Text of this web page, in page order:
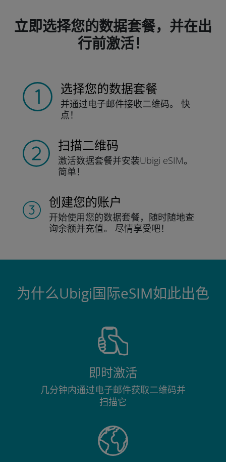
立即选择您的数据套餐，并在出
行前激活！
选择您的数据套餐
并通过电子邮件接收二维码。
快
点！
扫描二维码
激活数据套餐并安装Ubigi eSIM。
简单！
创建您的账户
开始使用您的数据套餐，随时随地查
询余额并充值。 尽情享受吧！
为什么Ubigi国际eSIM如此出色
即时激活
几分钟内通过电子邮件获取二维码并
扫描它